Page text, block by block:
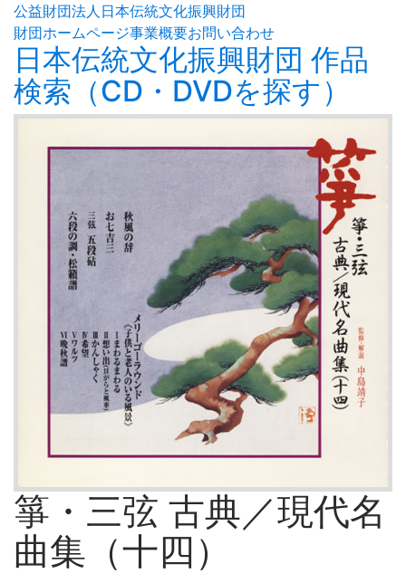
公益財団法人日本伝統文化振興財団
財団ホームページ事業概要お問い合わせ
日本伝統文化振興財団 作品
検索（CD・DVDを探す）
箏・三弦 古典／現代名
曲集（十四）